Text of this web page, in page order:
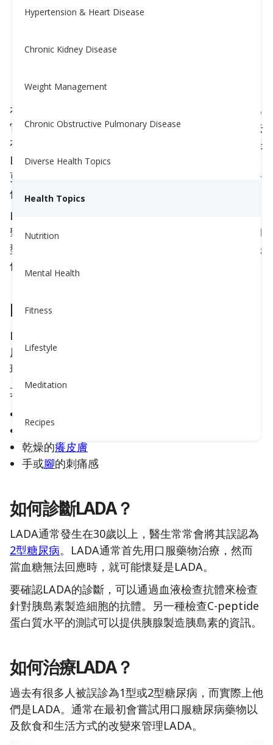
Hypertension & Heart Disease
Chronic Kidney Disease
Weight Management
Chronic Obstructive Pulmonary Disease
Diverse Health Topics
Health Topics
Nutrition
Mental Health
Fitness
Lifestyle
Meditation
Recipes
成人隱性自體免疫糖尿病
（LADA）是什麼？
April 17, 2024
有些人將這種類型的糖尿病稱為“1.5型糖尿病”，因為
它既不是1型也不是2型，但與這兩種疾病相似。過去
有很多人被誤診為1型或2型糖尿病，而實際上他們是
LADA。有研究表明這可能是遺傳傳承的，同時還有
更多的研究表明一些其他疾病使得現在更容易預測一
個人是否會得LADA。
LADA的發生是因為身體產生
擊製造胰島素的
細胞，就像1型糖尿病一樣。與1
型糖尿病不同，症狀會緩慢加劇，並且在診斷後的幾
個月或幾年內可能不需要治療。
LADA的症狀是什麼？
LADA的症狀與1型或2型糖尿病相似。口渴、頻繁尿
尿、視力模糊或體重減輕，即使食慾增加也可能出
現。
其他可能出現的症狀包括：
虛弱和
乾燥的癢皮膚
手或腳的刺痛感
如何診斷LADA？
LADA通常發生在30歲以上，醫生常常會將其誤認為
2型糖尿病。LADA通常首先用口服藥物治療，然而
當血糖無法回應時，就可能懷疑是LADA。
要確認LADA的診斷，可以通過血液檢查抗體來檢查
針對胰島素製造細胞的抗體。另一種檢查C-peptide
蛋白質水平的測試可以提供胰腺製造胰島素的資訊。
如何治療LADA？
過去有很多人被誤診為1型或2型糖尿病，而實際上他
們是LADA。通常在最初會嘗試用口服糖尿病藥物以
及飲食和生活方式的改變來管理LADA。